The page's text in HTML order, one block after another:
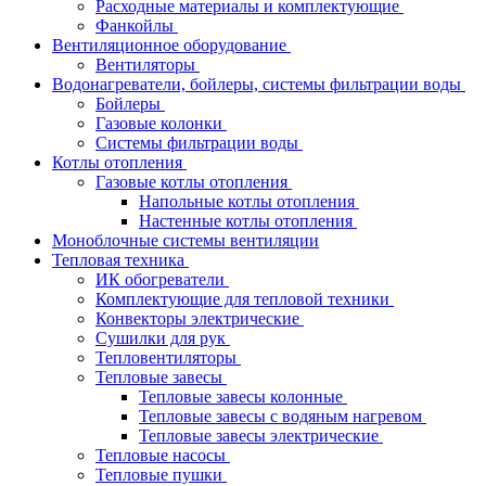
Расходные материалы и комплектующие
Фанкойлы
Вентиляционное оборудование
Вентиляторы
Водонагреватели, бойлеры, системы фильтрации воды
Бойлеры
Газовые колонки
Системы фильтрации воды
Котлы отопления
Газовые котлы отопления
Напольные котлы отопления
Настенные котлы отопления
Моноблочные системы вентиляции
Тепловая техника
ИК обогреватели
Комплектующие для тепловой техники
Конвекторы электрические
Сушилки для рук
Тепловентиляторы
Тепловые завесы
Тепловые завесы колонные
Тепловые завесы с водяным нагревом
Тепловые завесы электрические
Тепловые насосы
Тепловые пушки